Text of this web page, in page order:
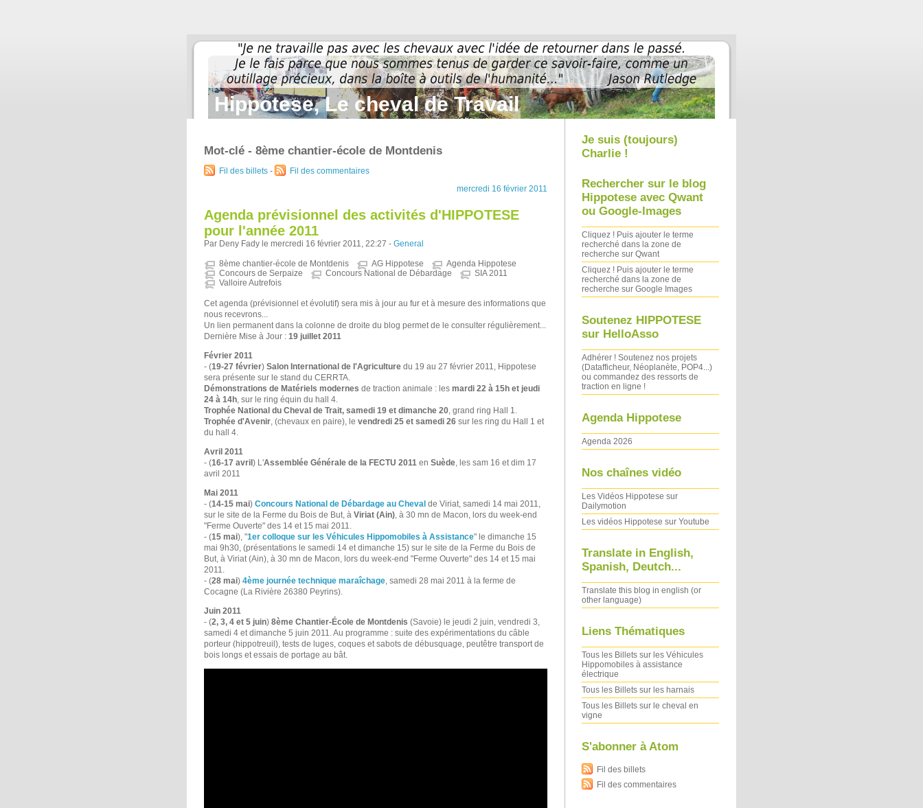
Hippotese, Le cheval de Travail
Mot-clé - 8ème chantier-école de Montdenis
Fil des billets -
Fil des commentaires
mercredi 16 février 2011
Agenda prévisionnel des activités d'HIPPOTESE
pour l'année 2011
Par Deny Fady le mercredi 16 février 2011, 22:27 - General
8ème chantier-école de Montdenis AG Hippotese
Agenda Hippotese
Concours de Serpaize
Concours National de Débardage
SIA 2011
Valloire Autrefois
Cet agenda (prévisionnel et évolutif) sera mis à jour au fur et à mesure des informations que
nous recevrons...
Un lien permanent dans la colonne de droite du blog permet de le consulter régulièrement...
Dernière Mise à Jour : 19 juillet 2011
Février 2011
- (19-27 février) Salon International de l'Agriculture du 19 au 27 février 2011, Hippotese
sera présente sur le stand du CERRTA.
Démonstrations de Matériels modernes de traction animale : les mardi 22 à 15h et jeudi
24 à 14h, sur le ring équin du hall 4.
Trophée National du Cheval de Trait, samedi 19 et dimanche 20, grand ring Hall 1.
Trophée d'Avenir, (chevaux en paire), le vendredi 25 et samedi 26 sur les ring du Hall 1 et
du hall 4.
Avril 2011
- (16-17 avril ) L'Assemblée Générale de la FECTU 2011 en Suède, les sam 16 et dim 17
avril 2011
Mai 2011
- (14-15 mai) Concours National de Débardage au Cheval de Viriat, samedi 14 mai 2011,
sur le site de la Ferme du Bois de But, à Viriat (Ain), à 30 mn de Macon, lors du week-end
"Ferme Ouverte" des 14 et 15 mai 2011.
- (15 mai), "1er colloque sur les Véhicules Hippomobiles à Assistance" le dimanche 15
mai 9h30, (présentations le samedi 14 et dimanche 15) sur le site de la Ferme du Bois de
But, à Viriat (Ain), à 30 mn de Macon, lors du week-end "Ferme Ouverte" des 14 et 15 mai
2011.
- (28 mai) 4ème journée technique maraîchage, samedi 28 mai 2011 à la ferme de
Cocagne (La Rivière 26380 Peyrins).
Juin 2011
- (2, 3, 4 et 5 juin) 8ème Chantier-École de Montdenis (Savoie) le jeudi 2 juin, vendredi 3,
samedi 4 et dimanche 5 juin 2011. Au programme : suite des expérimentations du câble
porteur (hippotreuil), tests de luges, coques et sabots de débusquage, peutêtre transport de
bois longs et essais de portage au bât.
Je suis (toujours)
Charlie !
Rechercher sur le blog
Hippotese avec Qwant
ou Google-Images
Cliquez ! Puis ajouter le terme
recherché dans la zone de
recherche sur Qwant
Cliquez ! Puis ajouter le terme
recherché dans la zone de
recherche sur Google Images
Soutenez HIPPOTESE
sur HelloAsso
Adhérer ! Soutenez nos projets
(Datafficheur, Néoplanète, POP4...)
ou commandez des ressorts de
traction en ligne !
Agenda Hippotese
Agenda 2026
Nos chaînes vidéo
Les Vidéos Hippotese sur
Dailymotion
Les vidéos Hippotese sur Youtube
Translate in English,
Spanish, Deutch...
Translate this blog in english (or
other language)
Liens Thématiques
Tous les Billets sur les Véhicules
Hippomobiles à assistance
électrique
Tous les Billets sur les harnais
Tous les Billets sur le cheval en
vigne
S'abonner à Atom
Fil des billets
Fil des commentaires